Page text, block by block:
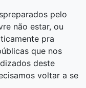
pelo
não estar, ou
pra
que nos
deste
voltar a se